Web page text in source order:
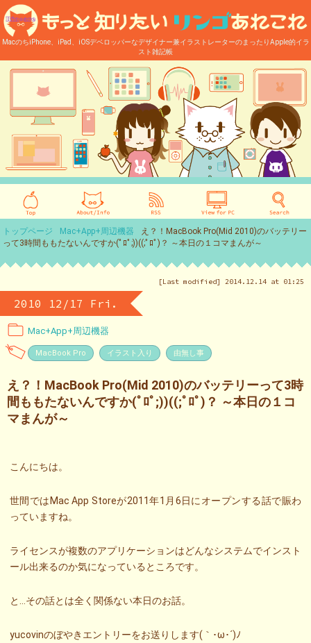
MacのちiPhone、iPad、iOSデベロッパーなデザイナー兼イラストレーターのまったりApple的イラ
スト雑記帳
トップページ Mac+App+周辺機器
え？！MacBook Pro(Mid 2010)のバッテリー
って3時間ももたないんですか(ﾟﾛﾟ;))((;ﾟﾛﾟ)？ ～本日の１コマまんが～
[Last modified] 2014.12.14 at 01:25
2010 12/17 Fri.
Mac+App+周辺機器
MacBook Pro イラスト入り 由無し事
え？！MacBook Pro(Mid 2010)のバッテリーって3時
間ももたないんですか(ﾟﾛﾟ;))((;ﾟﾛﾟ)？ ～本日の１コ
マまんが～
こんにちは。
世間ではMac App Storeが2011年1月6日にオープンする話で賑わ
っていますね。
ライセンスが複数のアプリケーションはどんなシステムでインスト
ール出来るのか気になっているところです。
と…その話とは全く関係ない本日のお話。
yucovinのぼやきエントリーをお送りします(｀･ω･´)ﾉ